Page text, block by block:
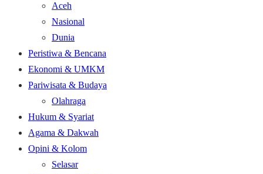
Aceh
Nasional
Dunia
Peristiwa & Bencana
Ekonomi & UMKM
Pariwisata & Budaya
Olahraga
Hukum & Syariat
Agama & Dakwah
Opini & Kolom
Selasar